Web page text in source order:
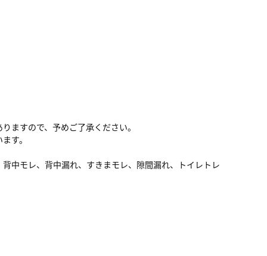
ますので、予めご了承ください。
す。
中モレ、背中漏れ、すきまモレ、隙間漏れ、トイレトレ